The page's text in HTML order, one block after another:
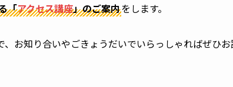
「アクセス講座」のご案内をします。
お知り合いやごきょうだいでいらっしゃればぜひ